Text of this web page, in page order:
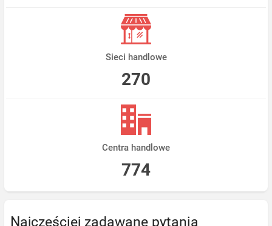
Sieci handlowe
270
Centra handlowe
774
Najczęściej zadawane pytania